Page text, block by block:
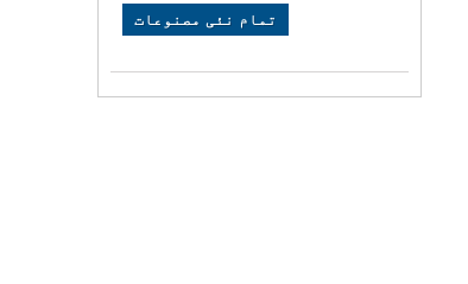
تمام نئی مصنوعات